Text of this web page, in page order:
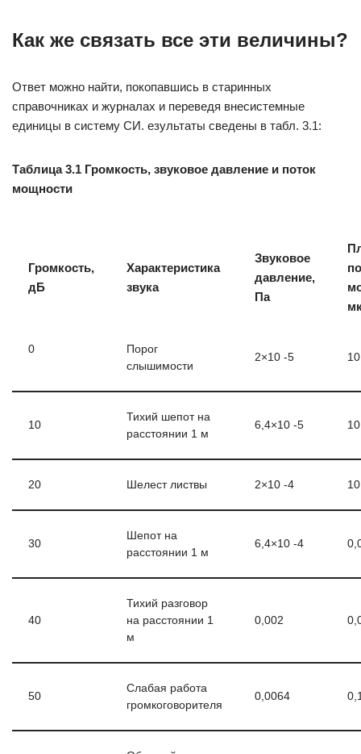
Как же связать все эти величины?
Ответ можно найти, покопавшись в старинных
справочниках и журналах и переведя внесистемные
единицы в систему СИ. езультаты сведены в табл. 3.1:
Таблица 3.1 Громкость, звуковое давление и поток
мощности
Громкость,
дБ
Характеристика
звука
Звуковое
давление,
Па
0
Порог
слышимости
2×10 -5
10
Тихий шепот на
расстоянии 1 м
6,4×10 -5
20 Шелест листвы 2×10 -4
30
Шепот на
расстоянии 1 м
6,4×10 -4
40
Тихий разговор
на расстоянии 1
м
0,002
50
Слабая работа
громкоговорителя
0,0064